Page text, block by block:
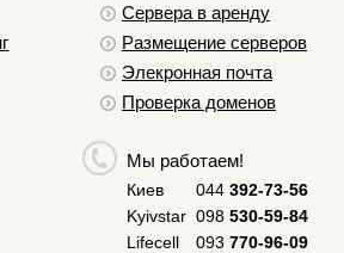
серверов с помощью Zabbix
Сервера в аренду
Размещение серверов
Элекронная почта
Проверка доменов
Мы работаем!
Киев 044 392-73-56
Kyivstar 098 530-59-84
Lifecell
093 770-96-09